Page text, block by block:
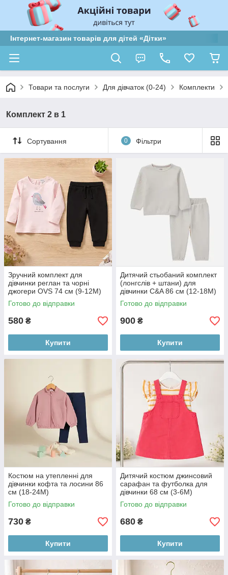
Інтернет-магазин товарів для дітей «Дітки»
Товари та послуги Для дівчаток (0-24) Комплекти
Комплект 2 в 1
Сортування 0 Фільтри
Зручний комплект для
дівчинки реглан та чорні
джогери OVS 74 см (9-12М)
Готово до відправки
580 ₴
Купити
Дитячий стьобаний комплект
(лонгслів + штани) для
дівчинки C&A 86 см (12-18М)
Готово до відправки
900 ₴
Купити
Костюм на утепленні для
дівчинки кофта та лосини 86
см (18-24М)
Готово до відправки
730 ₴
Купити
Дитячий костюм джинсовий
сарафан та футболка для
дівчинки 68 см (3-6М)
Готово до відправки
680 ₴
Купити